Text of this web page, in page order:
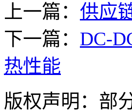
上一篇： 供应
下一篇： DC-
热性能
版权声明：部